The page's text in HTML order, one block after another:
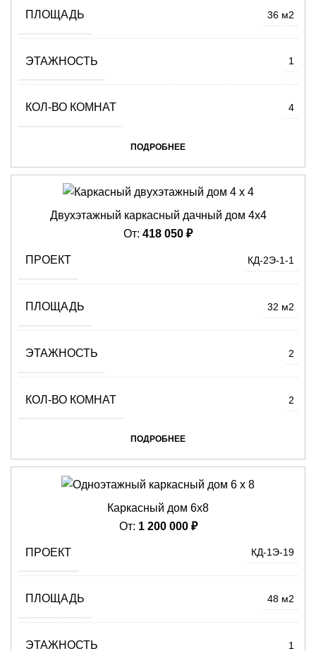
ПЛОЩАДЬ 36 м2
ЭТАЖНОСТЬ 1
КОЛ-ВО КОМНАТ 4
ПОДРОБНЕЕ
Двухэтажный каркасный дачный дом 4х4
От: 418 050 ₽
ПРОЕКТ КД-2Э-1-1
ПЛОЩАДЬ 32 м2
ЭТАЖНОСТЬ 2
КОЛ-ВО КОМНАТ 2
ПОДРОБНЕЕ
Каркасный дом 6х8
От: 1 200 000 ₽
ПРОЕКТ КД-1Э-19
ПЛОЩАДЬ 48 м2
ЭТАЖНОСТЬ 1